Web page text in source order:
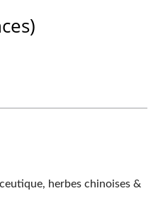
herbes chinoises &